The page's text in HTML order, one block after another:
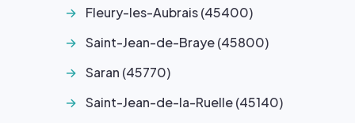
Fleury-les-Aubrais (45400)
Saint-Jean-de-Braye (45800)
Saran (45770)
Saint-Jean-de-la-Ruelle (45140)